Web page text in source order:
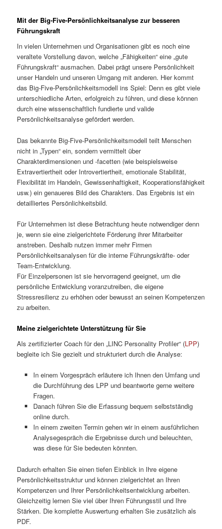
Mit der Big-Five-Persönlichkeitsanalyse zur besseren
Führungskraft
In vielen Unternehmen und Organisationen gibt es noch eine
veraltete Vorstellung davon, welche „Fähigkeiten“ eine „gute
Führungskraft“ ausmachen. Dabei prägt unsere Persönlichkeit
unser Handeln und unseren Umgang mit anderen. Hier kommt
das Big-Five-Persönlichkeitsmodell ins Spiel: Denn es gibt viele
unterschiedliche Arten, erfolgreich zu führen, und diese können
durch eine wissenschaftlich fundierte und valide
Persönlichkeitsanalyse gefördert werden.
Das bekannte Big-Five-Persönlichkeitsmodell teilt Menschen
nicht in „Typen“ ein, sondern vermittelt über
Charakterdimensionen und -facetten (wie beispielsweise
Extravertiertheit oder Introvertiertheit, emotionale Stabilität,
Flexibilität im Handeln, Gewissenhaftigkeit, Kooperationsfähigkeit
usw.) ein genaueres Bild des Charakters. Das Ergebnis ist ein
detailliertes Persönlichkeitsbild.
Für Unternehmen ist diese Betrachtung heute notwendiger denn
je, wenn sie eine zielgerichtete Förderung ihrer Mitarbeiter
anstreben. Deshalb nutzen immer mehr Firmen
Persönlichkeitsanalysen für die interne Führungskräfte- oder
Team-Entwicklung.
Für Einzelpersonen ist sie hervorragend geeignet, um die
persönliche Entwicklung voranzutreiben, die eigene
Stressresilienz zu erhöhen oder bewusst an seinen Kompetenzen
zu arbeiten.
Meine zielgerichtete Unterstützung für Sie
Als zertifizierter Coach für den „LINC Personality Profiler“ (LPP)
begleite ich Sie gezielt und strukturiert durch die Analyse:
In einem Vorgespräch erläutere ich Ihnen den Umfang und
die Durchführung des LPP und beantworte gerne weitere
Fragen.
Danach führen Sie die Erfassung bequem selbstständig
online durch.
In einem zweiten Termin gehen wir in einem ausführlichen
Analysegespräch die Ergebnisse durch und beleuchten,
was diese für Sie bedeuten könnten.
Dadurch erhalten Sie einen tiefen Einblick in Ihre eigene
Persönlichkeitsstruktur und können zielgerichtet an Ihren
Kompetenzen und Ihrer Persönlichkeitsentwicklung arbeiten.
Gleichzeitig lernen Sie viel über Ihren Führungsstil und Ihre
Stärken. Die komplette Auswertung erhalten Sie zusätzlich als
PDF.